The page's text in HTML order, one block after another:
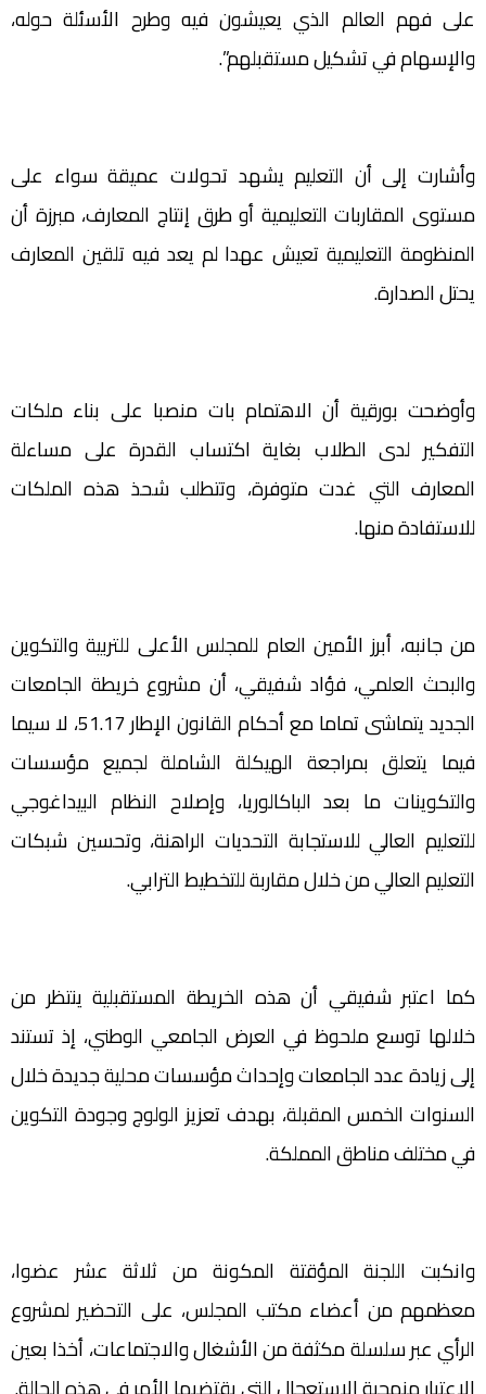
على فهم العالم الذي يعيشون فيه وطرح الأسئلة حوله،
والإسهام في تشكيل مستقبلهم”.
وأشارت إلى أن التعليم يشهد تحولات عميقة سواء على
مستوى المقاربات التعليمية أو طرق إنتاج المعارف، مبرزة أن
المنظومة التعليمية تعيش عهدا لم يعد فيه تلقين المعارف
يحتل الصدارة.
وأوضحت بورقية أن الاهتمام بات منصبا على بناء ملكات
التفكير لدى الطلاب بغاية اكتساب القدرة على مساءلة
المعارف التي غدت متوفرة، وتتطلب شحذ هذه الملكات
للاستفادة منها.
من جانبه، أبرز الأمين العام للمجلس الأعلى للتربية والتكوين
والبحث العلمي، فؤاد شفيقي، أن مشروع خريطة الجامعات
الجديد يتماشى تماما مع أحكام القانون الإطار 51.17، لا سيما
فيما يتعلق بمراجعة الهيكلة الشاملة لجميع مؤسسات
والتكوينات ما بعد الباكالوريا، وإصلاح النظام البيداغوجي
للتعليم العالي للاستجابة التحديات الراهنة، وتحسين شبكات
التعليم العالي من خلال مقاربة للتخطيط الترابي.
كما اعتبر شفيقي أن هذه الخريطة المستقبلية ينتظر من
خلالها توسع ملحوظ في العرض الجامعي الوطني، إذ تستند
إلى زيادة عدد الجامعات وإحداث مؤسسات محلية جديدة خلال
السنوات الخمس المقبلة، بهدف تعزيز الولوج وجودة التكوين
في مختلف مناطق المملكة.
وانكبت اللجنة المؤقتة المكونة من ثلاثة عشر عضوا،
معظمهم من أعضاء مكتب المجلس، على التحضير لمشروع
الرأي عبر سلسلة مكثفة من الأشغال والاجتماعات، أخذا بعين